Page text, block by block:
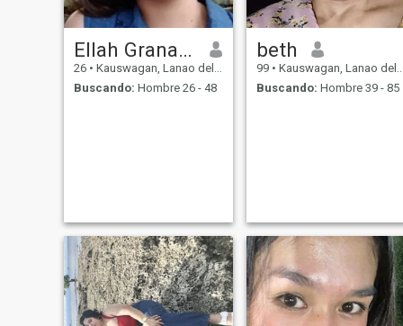
Ellah Granada
26 • Kauswagan, Lanao del Norte, Filipinas
Buscando: Hombre 26 - 48
beth
99 • Kauswagan, Lanao del Norte, Filipinas
Buscando: Hombre 39 - 85